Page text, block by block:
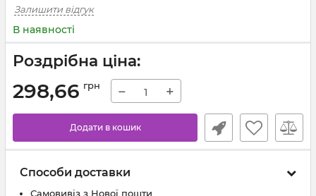
Залишити відгук
В наявності
Роздрібна ціна:
298,66 грн − +
Додати в кошик
Способи доставки
Самовивіз з Нової пошти